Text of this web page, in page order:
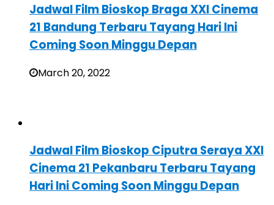
Jadwal Film Bioskop Braga XXI Cinema
21 Bandung Terbaru Tayang Hari Ini
Coming Soon Minggu Depan
March 20, 2022
Jadwal Film Bioskop Ciputra Seraya XXI
Cinema 21 Pekanbaru Terbaru Tayang
Hari Ini Coming Soon Minggu Depan